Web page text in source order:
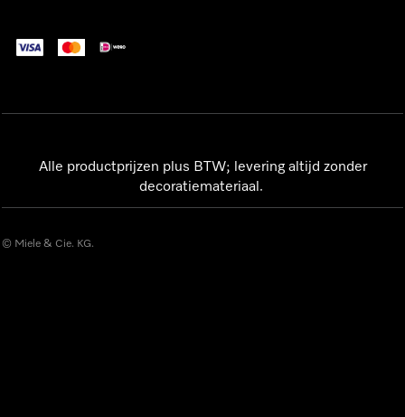
Alle productprijzen plus BTW; levering altijd zonder
decoratiemateriaal.
© Miele & Cie. KG.